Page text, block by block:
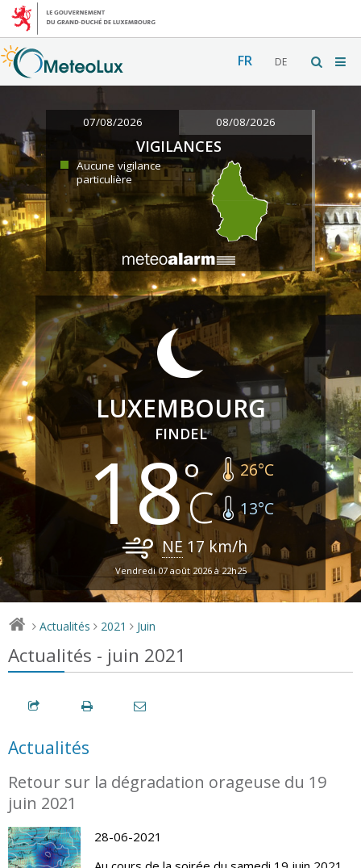
FR DE
07/08/2026 08/08/2026
VIGILANCES
Aucune vigilance
particulière
LUXEMBOURG
FINDEL
18 26°C
13°C
NE 17 km/h
Vendredi 07 août 2026 à 22h25
> Actualités > 2021 > Juin
Actualités - juin 2021
Actualités
Retour sur la dégradation orageuse du 19
juin 2021
28-06-2021